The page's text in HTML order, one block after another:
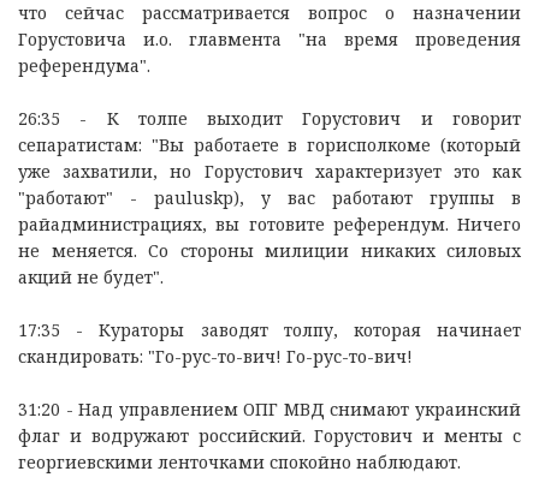
что сейчас рассматривается вопрос о назначении
Горустовича и.о. главмента "на время проведения
референдума".
26:35 - К толпе выходит Горустович и говорит
сепаратистам: "Вы работаете в горисполкоме (который
уже захватили, но Горустович характеризует это как
"работают" - pauluskp), у вас работают группы в
райадминистрациях, вы готовите референдум. Ничего
не меняется. Со стороны милиции никаких силовых
акций не будет".
17:35 - Кураторы заводят толпу, которая начинает
скандировать: "Го-рус-то-вич! Го-рус-то-вич!
31:20 - Над управлением ОПГ МВД снимают украинский
флаг и водружают российский. Горустович и менты с
георгиевскими ленточками спокойно наблюдают.